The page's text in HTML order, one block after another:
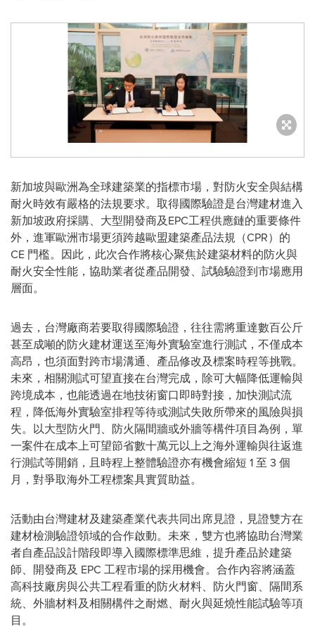
新加坡與歐洲為全球建築業的指標市場，對防火安全與結構
耐火時效有嚴格的法規要求。取得國際驗證是台灣建材進入
新加坡政府採購、大型開發商及EPC工程供應鏈的重要條件
外，進軍歐洲市場更須跨越歐盟建築產品法規（CPR）的
CE 門檻。因此，此次合作將核心聚焦於建築材料的防火與
耐火安全性能，協助業者從產品開發、試驗驗證到市場應用
層面。
過去，台灣廠商若要取得國際驗證 ，往往需將重達數百公斤
甚至成噸的防火建材運送至海外實驗室進行測試，不僅成本
高昂，也須面對跨市場溝通、產品修改及標案時程等挑戰。
未來，相關測試可望直接在台灣完成，除可大幅降低運輸與
跨境成本，也能透過在地技術窗口即時對接，加快測試流
程，降低海外實驗室排程等待或測試失敗所帶來的風險與損
失。以大型防火門、防火隔間牆或外牆等構件項目為例，單
一案件在成本上可望節省數十萬元以上之海外運輸與往返進
行測試等開銷，且時程上整體驗證亦有機會縮短 1 至 3 個
月，對爭取海外工程標案具實質助益。
活動由台灣建材及建築產業代表共同出席見證，見證雙方在
建材檢測驗證領域的合作啟動。未來，雙方也將協助台灣業
者自產品設計階段即導入國際標準思維，提升產品於建築
師、開發商及 EPC 工程市場的採用機會。合作內容將涵蓋
高科技廠房與公共工程看重的防火材料、防火門窗、隔間系
統、外牆材料及相關構件之耐燃、耐火與延燒性能試驗等項
目。